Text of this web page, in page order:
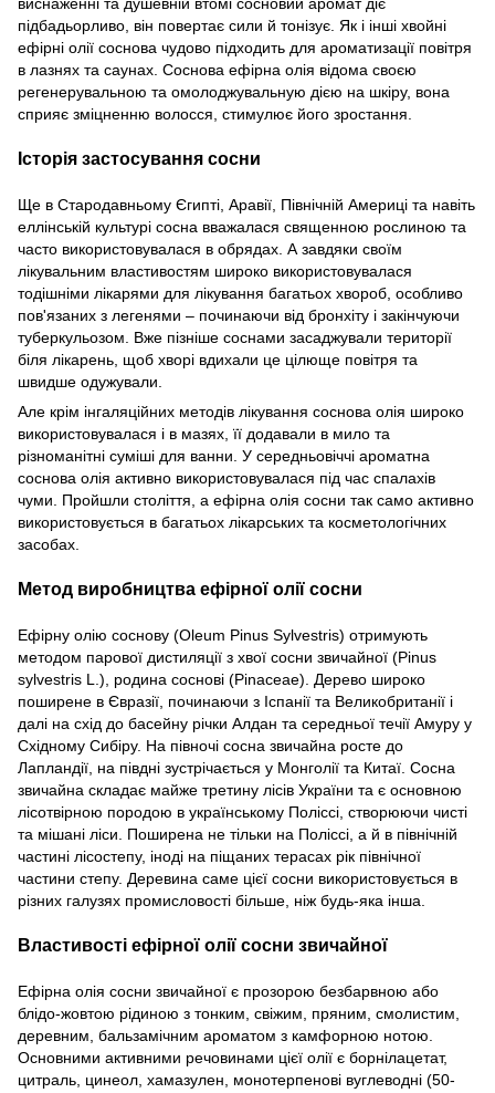
підбадьорливо, він повертає сили й тонізує. Як і інші хвойні
ефірні олії соснова чудово підходить для ароматизації повітря
в лазнях та саунах. Соснова ефірна олія відома своєю
регенерувальною та омолоджувальную дією на шкіру, вона
сприяє зміцненню волосся, стимулює його зростання.
Історія застосування сосни
Ще в Стародавньому Єгипті, Аравії, Північній Америці та навіть
еллінській культурі сосна вважалася священною рослиною та
часто використовувалася в обрядах. А завдяки своїм
лікувальним властивостям широко використовувалася
тодішніми лікарями для лікування багатьох хвороб, особливо
пов'язаних з легенями – починаючи від бронхіту і закінчуючи
туберкульозом. Вже пізніше соснами засаджували території
біля лікарень, щоб хворі вдихали це цілюще повітря та
швидше одужували.
Але крім інгаляційних методів лікування соснова олія широко
використовувалася і в мазях, її додавали в мило та
різноманітні суміші для ванни. У середньовіччі ароматна
соснова олія активно використовувалася під час спалахів
чуми. Пройшли століття, а ефірна олія сосни так само активно
використовується в багатьох лікарських та косметологічних
засобах.
Метод виробництва ефірної олії сосни
Ефірну олію соснову (Oleum Pinus Sylvestris) отримують
методом парової дистиляції з хвої сосни звичайної (Pinus
sylvestris L.), родина соснові (Pinaceae). Дерево широко
поширене в Євразії, починаючи з Іспанії та Великобританії і
далі на схід до басейну річки Алдан та середньої течії Амуру у
Східному Сибіру. На півночі сосна звичайна росте до
Лапландії, на півдні зустрічається у Монголії та Китаї. Сосна
звичайна складає майже третину лісів України та є основною
лісотвірною породою в українському Поліссі, створюючи чисті
та мішані ліси. Поширена не тільки на Поліссі, а й в північній
частині лісостепу, іноді на піщаних терасах рік північної
частини степу. Деревина саме цієї сосни використовується в
різних галузях промисловості більше, ніж будь-яка інша.
Властивості ефірної олії сосни звичайної
Ефірна олія сосни звичайної є прозорою безбарвною або
блідо-жовтою рідиною з тонким, свіжим, пряним, смолистим,
деревним, бальзамічним ароматом з камфорною нотою.
Основними активними речовинами цієї олії є борнілацетат,
цитраль, цинеол, хамазулен, монотерпенові вуглеводні (50-